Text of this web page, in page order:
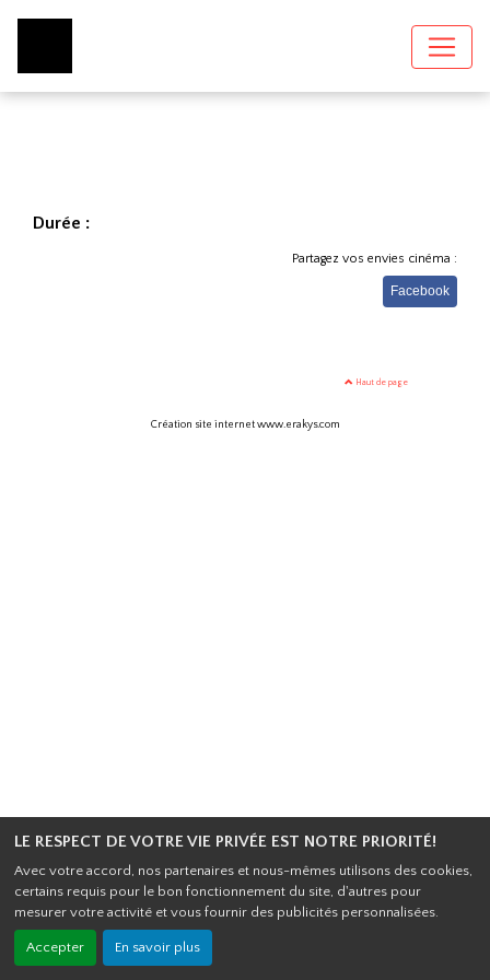
LE RESPECT DE VOTRE VIE PRIVÉE EST NOTRE PRIORITÉ!
Avec votre accord, nos partenaires et nous-mêmes utilisons des cookies,
certains requis pour le bon fonctionnement du site, d'autres pour
mesurer votre activité et vous fournir des publicités personnalisées.
Accepter En savoir plus
Durée :
Partagez vos envies cinéma :
Facebook
Haut de page
Création site internet www.erakys.com